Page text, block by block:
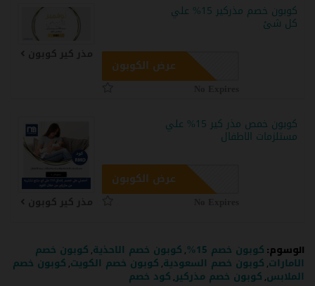
كوبون خصم مذركير 15% علي
كل شئ
عرض الكوبون
كوبون خمص مذر كير 15% علي
مستلزمات الاطفال
عرض الكوبون
الوسوم: كوبون خصم 15% , كوبون خصم الاحذية, كوبون خصم
الامارات, كوبون خصم السعودية, كوبون خصم الكويت, كوبون خصم
الملابس, كوبون خصم مذركير, كود خصم